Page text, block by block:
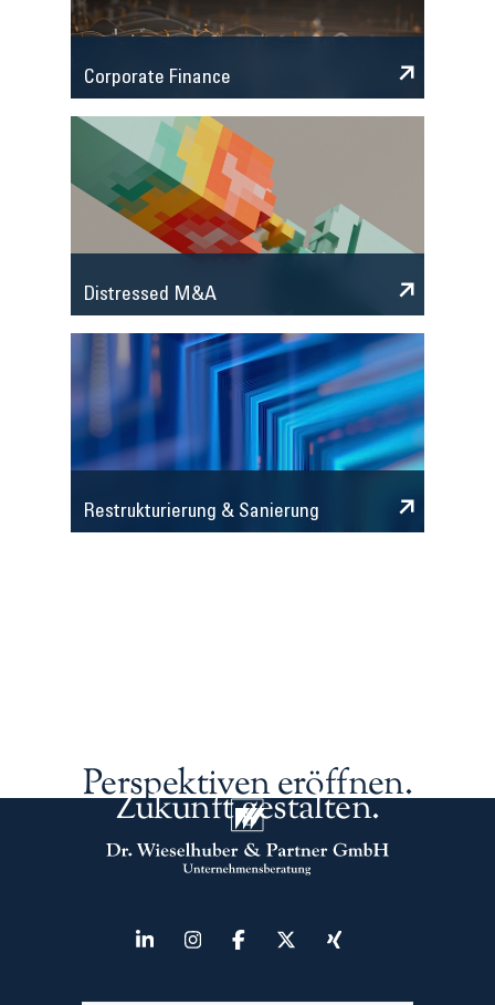
Corporate Finance
Distressed M&A
Restrukturierung & Sanierung
Perspektiven eröffnen.
Zukunft gestalten.